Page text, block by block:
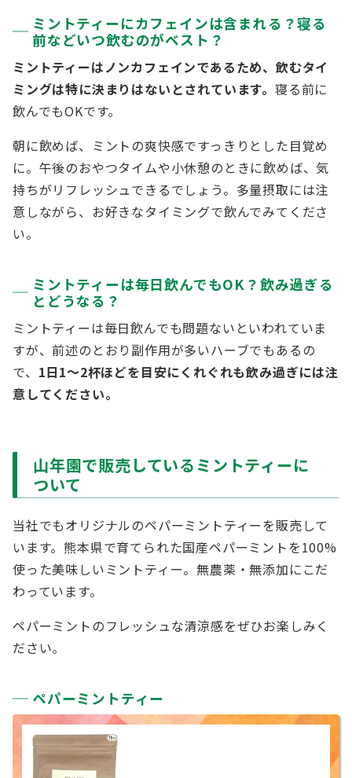
ミントティーにカフェインは含まれる？寝る
前などいつ飲むのがベスト？
ミントティーはノンカフェインであるため、飲むタイ
ミングは特に決まりはないとされています。 寝る前に
飲んでもOKです。
朝に飲めば、ミントの爽快感ですっきりとした目覚め
に。午後のおやつタイムや小休憩のときに飲めば、気
持ちがリフレッシュできるでしょう。多量摂取には注
意しながら、お好きなタイミングで飲んでみてくださ
い。
ミントティーは毎日飲んでもOK？飲み過ぎる
とどうなる？
ミントティーは毎日飲んでも問題ないといわれていま
すが、前述のとおり副作用が多いハーブでもあるの
で、 1日1～2杯ほどを目安にくれぐれも飲み過ぎには注
意してください。
山年園で販売しているミントティーに
ついて
当社でもオリジナルのペパーミントティーを販売して
います。熊本県で育てられた国産ペパーミントを100%
使った美味しいミントティー。無農薬・無添加にこだ
わっています。
ペパーミントのフレッシュな清涼感をぜひお楽しみく
ださい。
ペパーミントティー